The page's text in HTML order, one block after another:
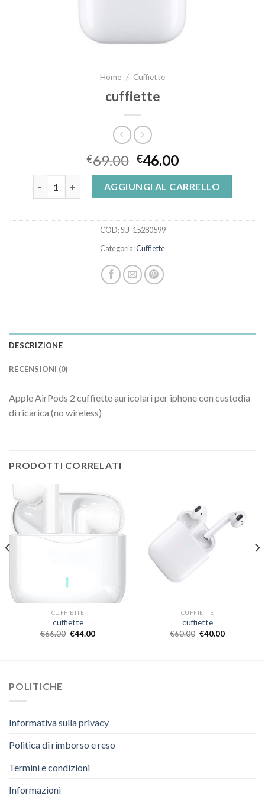
Home / Cuffiette
cuffiette
€69.00 €46.00
AGGIUNGI AL CARRELLO
COD:SU-15280599
Categoria:Cuffiette
DESCRIZIONE
RECENSIONI (0)
Apple AirPods 2 cuffiette auricolari per iphone con custodia
di ricarica (no wireless)
PRODOTTI CORRELATI
CUFFIETTE
cuffiette
€66.00 €44.00
CUFFIETTE
cuffiette
€60.00 €40.00
POLITICHE
Informativa sulla privacy
Politica di rimborso e reso
Termini e condizioni
Informazioni